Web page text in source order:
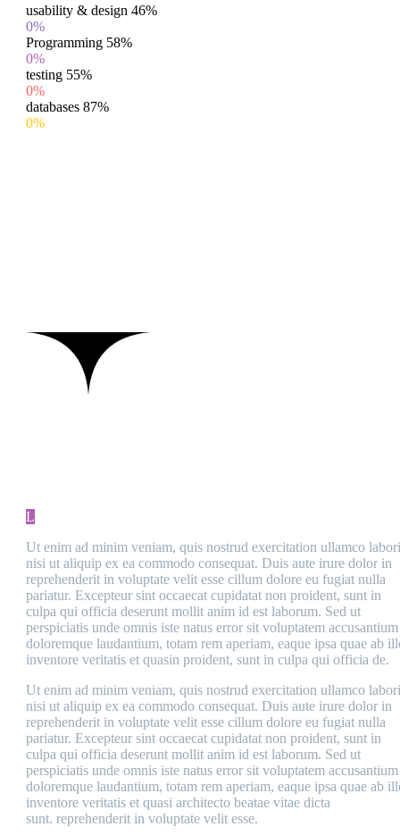
usability & design 46%
0%
Programming 58%
0%
testing 55%
0%
databases 87%
0%
L
Ut enim ad minim veniam, quis nostrud exercitation ullamco
nisi ut aliquip ex ea commodo consequat. Duis aute irure dolor in
reprehenderit in voluptate velit esse cillum dolore eu fugiat nulla
pariatur. Excepteur sint occaecat cupidatat non proident, sunt in
culpa qui officia deserunt mollit anim id est laborum. Sed ut
perspiciatis unde omnis iste natus error sit voluptatem accusantium
doloremque laudantium, totam rem aperiam, eaque ipsa quae ab
inventore veritatis et quasin proident, sunt in culpa qui officia de.
Ut enim ad minim veniam, quis nostrud exercitation ullamco
nisi ut aliquip ex ea commodo consequat. Duis aute irure dolor in
reprehenderit in voluptate velit esse cillum dolore eu fugiat nulla
pariatur. Excepteur sint occaecat cupidatat non proident, sunt in
culpa qui officia deserunt mollit anim id est laborum. Sed ut
perspiciatis unde omnis iste natus error sit voluptatem accusantium
doloremque laudantium, totam rem aperiam, eaque ipsa quae ab
inventore veritatis et quasi architecto beatae vitae dicta
sunt. reprehenderit in voluptate velit esse.